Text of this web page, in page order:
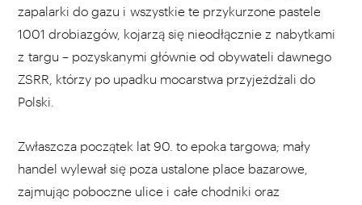
zapalarki do gazu i wszystkie te przykurzone pastele
1001 drobiazgów, kojarzą się nieodłącznie z nabytkami
z targu – pozyskanymi głównie od obywateli dawnego
ZSRR, którzy po upadku mocarstwa przyjeżdżali do
Polski.
Zwłaszcza początek lat 90. to epoka targowa; mały
handel wylewał się poza ustalone place bazarowe,
zajmując poboczne ulice i całe chodniki oraz